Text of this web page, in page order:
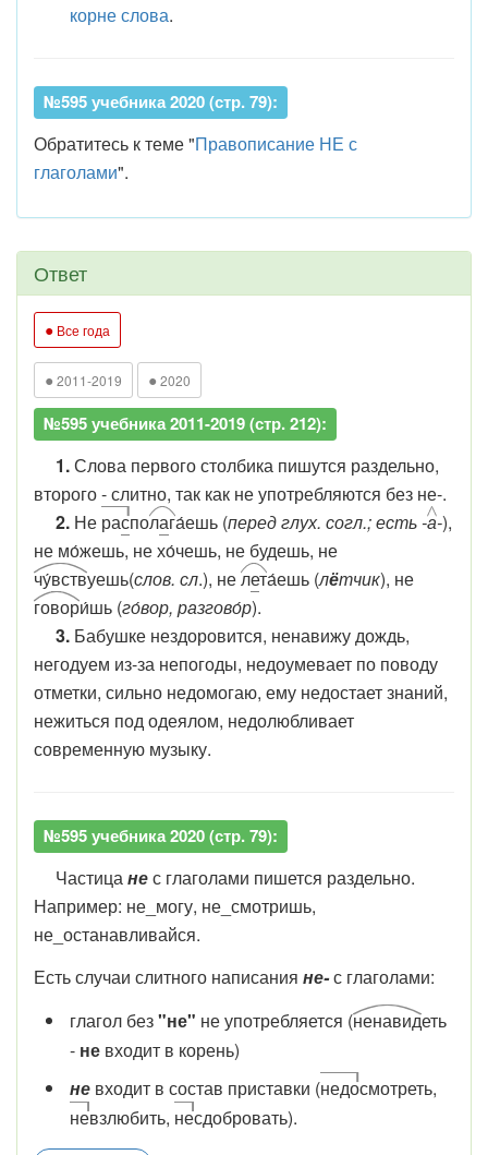
корне слова.
№595 учебника 2020 (стр. 79):
Обратитесь к теме "Правописание НЕ с
глаголами".
Ответ
● Все года
● 2011-2019 ● 2020
№595 учебника 2011-2019 (стр. 212):
1.Слова первого столбика пишутся раздельно,
второго - слитно, так как не употребляются без не-.
2. Не располага́ешь (перед глух. согл.; есть -а-),
не мо́жешь, не хо́чешь, не будешь, не
чу́вствуешь(слов. сл.), нелета́ешь (лётчик), не
говори́шь (го́вор, разгово́р).
3. Бабушке нездоровится, ненавижу дождь,
негодуем из-за непогоды, недоумевает по поводу
отметки, сильно недомогаю, ему недостает знаний,
нежиться под одеялом, недолюбливает
современную музыку.
№595 учебника 2020 (стр. 79):
Частицанес глаголами пишется раздельно.
Например: не_могу, не_смотришь,
не_останавливайся.
Есть случаи слитного написания не-с глаголами:
глагол без"не" не употребляется (ненавидеть
- невходит в корень)
не входит в состав приставки (недосмотреть,
невзлюбить, несдобровать).